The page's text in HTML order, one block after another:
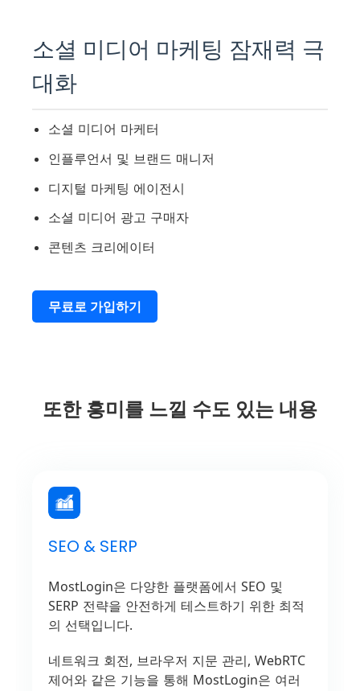
소셜 미디어 마케팅 잠재력 극
대화
소셜 미디어 마케터
인플루언서 및 브랜드 매니저
디지털 마케팅 에이전시
소셜 미디어 광고 구매자
콘텐츠 크리에이터
무료로 가입하기
또한 흥미를 느낄 수도 있는 내용
SEO & SERP
MostLogin은 다양한 플랫폼에서 SEO 및
SERP 전략을 안전하게 테스트하기 위한 최적
의 선택입니다.
네트워크 회전, 브라우저 지문 관리, WebRTC
제어와 같은 기능을 통해 MostLogin은 여러